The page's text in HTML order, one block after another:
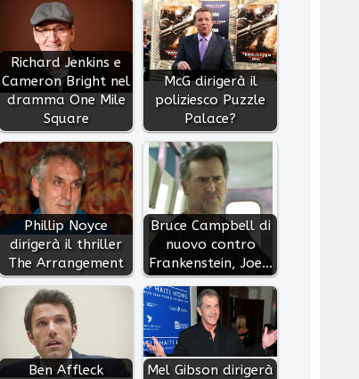
Richard Jenkins e
Cameron Bright nel
dramma One Mile
Square
McG dirigerà il
poliziesco Puzzle
Palace?
Phillip Noyce
dirigerà il thriller
The Arrangement
Bruce Campbell di
nuovo contro
Frankenstein, Joe…
Ben Affleck
Mel Gibson dirigerà